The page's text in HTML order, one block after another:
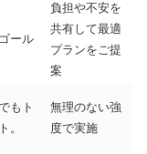
ール
負担や不安を
共有して最適
プランをご提
案
もト
。
無理のない強
度で実施